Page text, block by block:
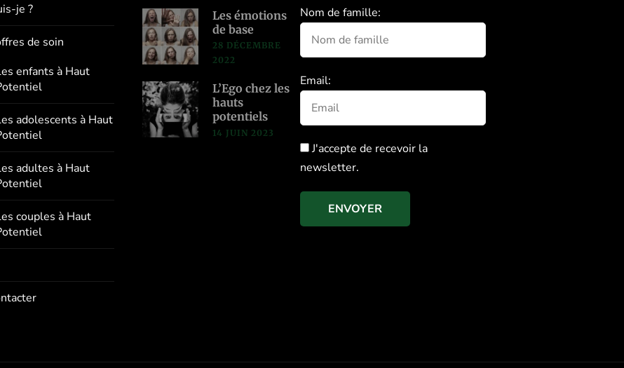
je ?
de soin
enfants à Haut
adolescents à Haut
adultes à Haut
couples à Haut
Les émotions
de base
28 DÉCEMBRE
2022
L’Ego chez les
hauts
potentiels
14 JUIN 2023
Nom de famille:
Email:
J'accepte de recevoir la
newsletter.
ENVOYER